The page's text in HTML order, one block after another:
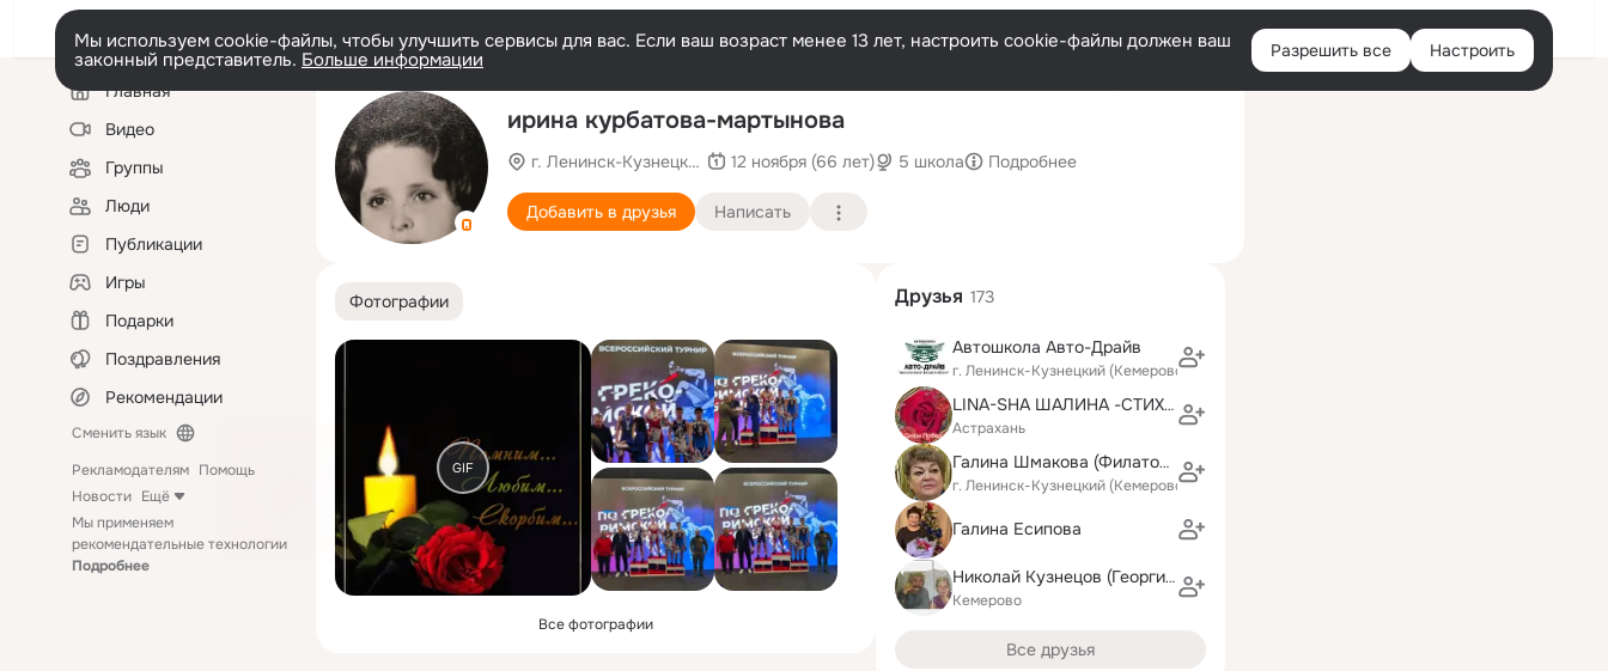
Войти
Мы используем cookie-файлы, чтобы улучшить сервисы для вас. Если ваш возраст менее 13 лет, настроить cookie-файлы должен ваш
законный представитель. Больше информации Разрешить все Настроить
Левая
колонкаГлавная
Видео
Группы
Люди
Публикации
Игры
Подарки
Поздравления
Рекомендации
Сменить язык
Рекламодателям Помощь
Новости Ещё
Мы применяем
рекомендательные технологии
Подробнее
ирина курбатова-мартынова
г. Ленинск-Кузнецкий (Кемеровская область)
12 ноября (66 лет) 5 школа Подробнее
Добавить в друзья Написать
Фотографии
GIF
Все фотографии
Друзья 173
Автошкола Авто-Драйв
г. Ленинск-Кузнецкий (Кемеровская область)
LINA-SHA ШАЛИНА -СТИХИ Я
Астрахань
Галина Шмакова (Филатова)
г. Ленинск-Кузнецкий (Кемеровская область)
Галина Есипова
Николай Кузнецов (Георгиевич)
Кемерово
Все друзья